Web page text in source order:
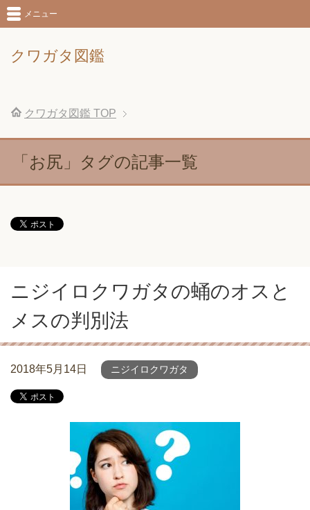
クワガタ図鑑
メニュー
クワガタ図鑑 TOP
「お尻」タグの記事一覧
ニジイロクワガタの蛹のオスと
メスの判別法
2018年5月14日 ニジイロクワガタ